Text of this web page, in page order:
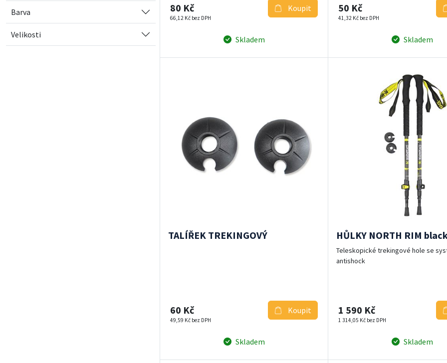
Barva
Velikosti
80 Kč
66,12 Kč bez DPH
Koupit
Skladem
50 Kč
41,32 Kč bez DPH
Skladem
TALÍŘEK TREKINGOVÝ
60 Kč
49,59 Kč bez DPH
Koupit
Skladem
HŮLKY NORTH RIM
Teleskopické trekingové hole se
antishock
1 590 Kč
1 314,05 Kč bez DPH
Skladem